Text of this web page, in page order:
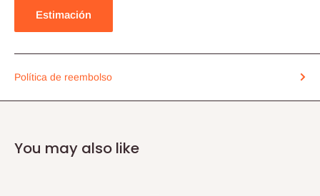
Estimación
Política de reembolso
You may also like